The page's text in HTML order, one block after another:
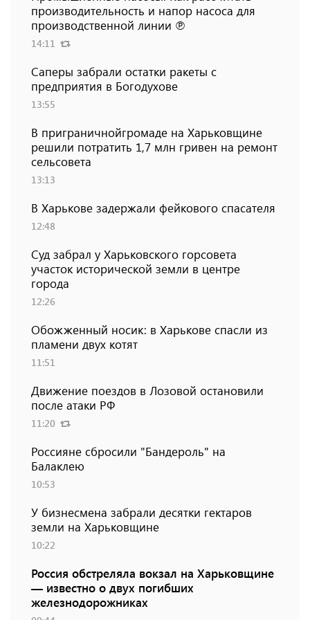
производительность и напор насоса для
производственной линии ℗
14:11
Саперы забрали остатки ракеты с
предприятия в Богодухове
13:55
В приграничнойгромаде на Харьковщине
решили потратить 1,7 млн ​​гривен на ремонт
сельсовета
13:13
В Харькове задержали фейкового спасателя
12:48
Суд забрал у Харьковского горсовета
участок исторической земли в центре
города
12:26
Обожженный носик: в Харькове спасли из
пламени двух котят
11:51
Движение поездов в Лозовой остановили
после атаки РФ
11:20
Россияне сбросили "Бандероль" на
Балаклею
10:53
У бизнесмена забрали десятки гектаров
земли на Харьковщине
10:22
Россия обстреляла вокзал на Харьковщине
— известно о двух погибших
железнодорожниках